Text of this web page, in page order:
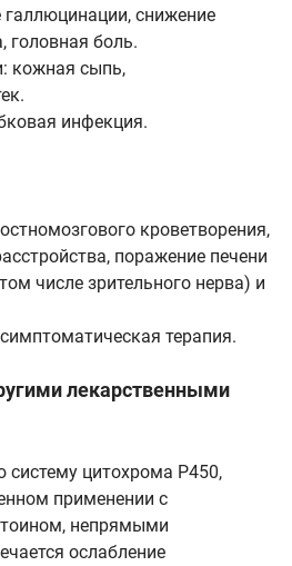
снижение
головная боль.
кожная сыпь,
инфекция.
кроветворения,
поражение печени
числе зрительного нерва) и
терапия.
лекарственными
цитохрома Р450,
применении с
непрямыми
ослабление